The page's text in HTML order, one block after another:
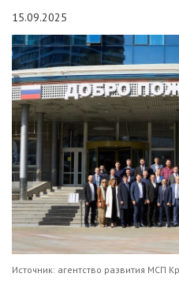
15.09.2025
Источник: агентство развития МСП